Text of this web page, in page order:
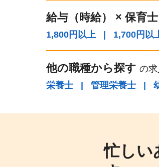
給与（時給） × 保育士
1,800円以上
| 1,700円以
他の職種から探す の求
栄養士
| 管理栄養士 |
忙しい